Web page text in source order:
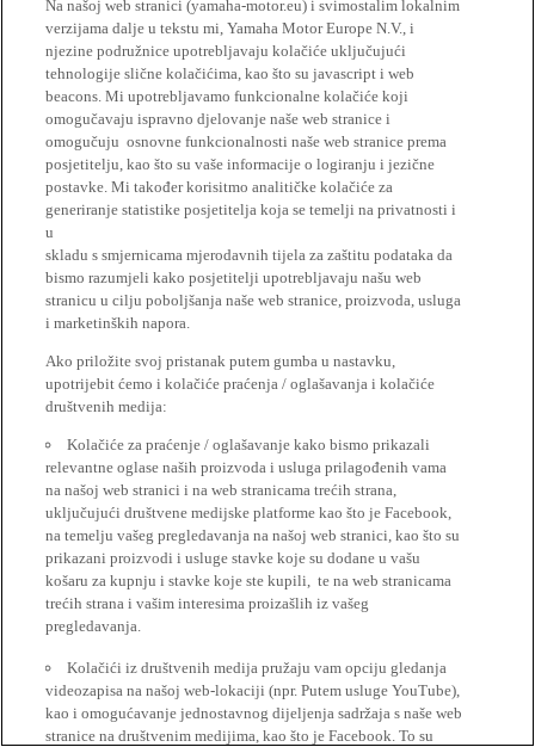
Na našoj web stranici (yamaha-motor.eu) i svimostalim lokalnim
verzijama dalje u tekstu mi, Yamaha Motor Europe N.V., i
njezine podružnice upotrebljavaju kolačiće uključujući
tehnologije slične kolačićima, kao što su javascript i web
beacons. Mi upotrebljavamo funkcionalne kolačiće koji
omogučavaju ispravno djelovanje naše web stranice i
omogučuju osnovne funkcionalnosti naše web stranice prema
posjetitelju, kao što su vaše informacije o logiranju i jezične
postavke. Mi također korisitmo analitičke kolačiće za
generiranje statistike posjetitelja koja se temelji na privatnosti i
u
skladu s smjernicama mjerodavnih tijela za zaštitu podataka da
bismo razumjeli kako posjetitelji upotrebljavaju našu web
stranicu u cilju poboljšanja naše web stranice, proizvoda, usluga
i marketinških napora.
Ako priložite svoj pristanak putem gumba u nastavku,
upotrijebit ćemo i kolačiće praćenja / oglašavanja i kolačiće
društvenih medija:
Kolačiće za praćenje / oglašavanje kako bismo prikazali
relevantne oglase naših proizvoda i usluga prilagođenih vama
na našoj web stranici i na web stranicama trećih strana,
uključujući društvene medijske platforme kao što je Facebook,
na temelju vašeg pregledavanja na našoj web stranici, kao što su
prikazani proizvodi i usluge stavke koje su dodane u vašu
košaru za kupnju i stavke koje ste kupili, te na web stranicama
trećih strana i vašim interesima proizašlih iz vašeg
pregledavanja.
Kolačići iz društvenih medija pružaju vam opciju gledanja
videozapisa na našoj web-lokaciji (npr. Putem usluge YouTube),
kao i omogućavanje jednostavnog dijeljenja sadržaja s naše web
stranice na društvenim medijima, kao što je Facebook. To su